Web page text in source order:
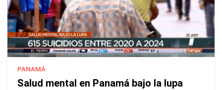
PANAMÁ
Salud mental en Panamá bajo la lupa